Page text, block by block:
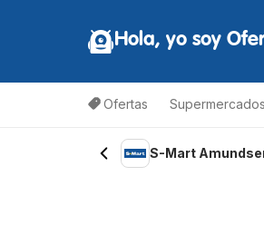
Hola, yo soy
Ofertas Supermercados
S-Mart